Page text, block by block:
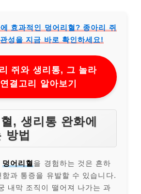
효과적인 덩어리혈? 종아리 쥐
성을 지금 바로 확인하세요!
쥐와 생리통, 그 놀라
결고리 알아보기
, 생리통 완화에
방법
덩어리혈을 경험하는 것은 흔하
과 통증을 유발할 수 있습니다.
내막 조직이 떨어져 나가는 과